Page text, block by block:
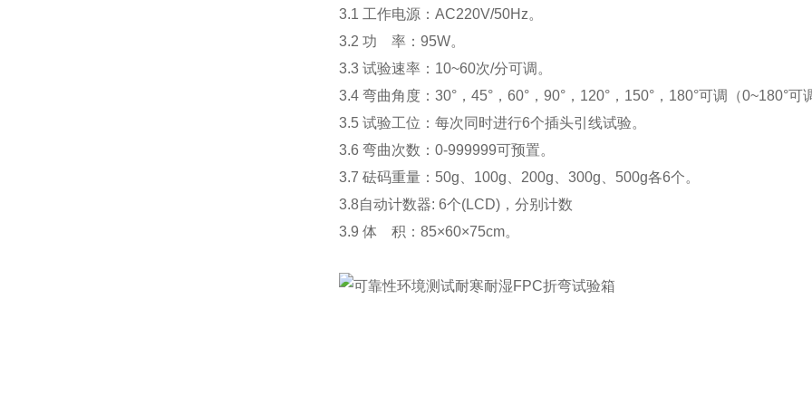
3.1 工作电源：AC220V/50Hz。
3.2 功 率：95W。
3.3 试验速率：10~60次/分可调。
3.4 弯曲角度：30°，45°，60°，90°，120°，150°，180°可调（0~180°可
3.5 试验工位：每次同时进行6个插头引线试验。
3.6 弯曲次数：0-999999可预置。
3.7 砝码重量：50g、100g、200g、300g、500g各6个。
3.8自动计数器: 6个(LCD)，分别计数
3.9 体 积：85×60×75cm。